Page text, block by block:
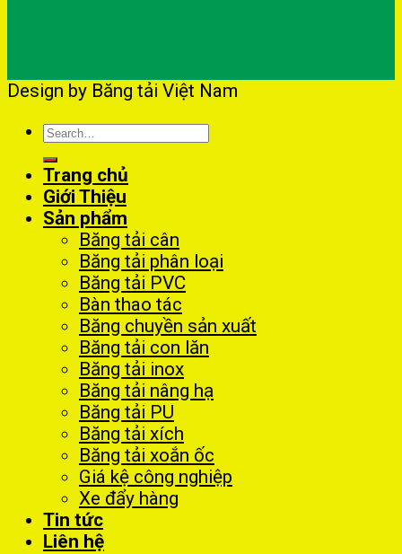
Design by Băng tải Việt Nam
Search
for:
Trang chủ
Giới Thiệu
Sản phẩm
Băng tải cân
Băng tải phân loại
Băng tải PVC
Bàn thao tác
Băng chuyền sản xuất
Băng tải con lăn
Băng tải inox
Băng tải nâng hạ
Băng tải PU
Băng tải xích
Băng tải xoắn ốc
Giá kệ công nghiệp
Xe đẩy hàng
Tin tức
Liên hệ